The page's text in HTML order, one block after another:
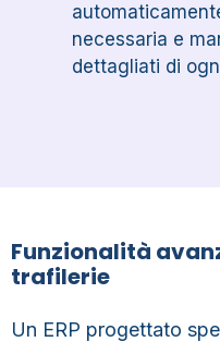
necessaria e
dettagliati di
Funzionalità
trafilerie
Un ERP progettato